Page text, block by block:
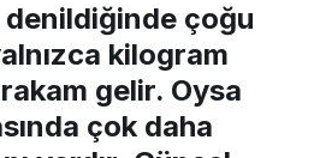
denildiğinde çoğu
kilogram
gelir. Oysa
çok daha